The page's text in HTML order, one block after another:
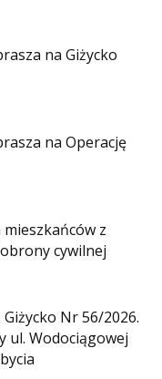
na Giżycko
na Operację
z
cywilnej
Nr 56/2026.
ul. Wodociągowej